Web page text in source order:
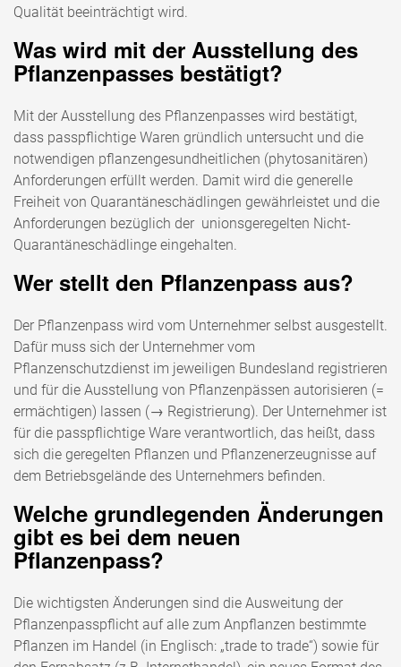
Qualität beeinträchtigt wird.
Was wird mit der Ausstellung des
Pflanzenpasses bestätigt?
Mit der Ausstellung des Pflanzenpasses wird bestätigt,
dass passpflichtige Waren gründlich untersucht und die
notwendigen pflanzengesundheitlichen (phytosanitären)
Anforderungen erfüllt werden. Damit wird die generelle
Freiheit von Quarantäneschädlingen gewährleistet und die
Anforderungen bezüglich der unionsgeregelten Nicht-
Quarantäneschädlinge eingehalten.
Wer stellt den Pflanzenpass aus?
Der Pflanzenpass wird vom Unternehmer selbst ausgestellt.
Dafür muss sich der Unternehmer vom
Pflanzenschutzdienst im jeweiligen Bundesland registrieren
und für die Ausstellung von Pflanzenpässen autorisieren (=
ermächtigen) lassen (→ Registrierung). Der Unternehmer ist
für die passpflichtige Ware verantwortlich, das heißt, dass
sich die geregelten Pflanzen und Pflanzenerzeugnisse auf
dem Betriebsgelände des Unternehmers befinden.
Welche grundlegenden Änderungen
gibt es bei dem neuen
Pflanzenpass?
Die wichtigsten Änderungen sind die Ausweitung der
Pflanzenpasspflicht auf alle zum Anpflanzen bestimmte
Pflanzen im Handel (in Englisch: „trade to trade“) sowie für